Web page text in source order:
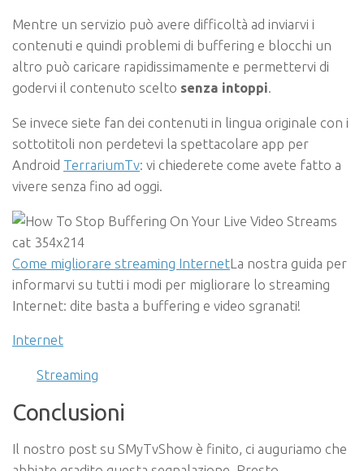
Mentre un servizio può avere difficoltà ad inviarvi i
contenuti e quindi problemi di buffering e blocchi un
altro può caricare rapidissimamente e permettervi di
godervi il contenuto scelto senza intoppi.
Se invece siete fan dei contenuti in lingua originale con i
sottotitoli non perdetevi la spettacolare app per
Android TerrariumTv: vi chiederete come avete fatto a
vivere senza fino ad oggi.
Come migliorare streaming InternetLa nostra guida per
informarvi su tutti i modi per migliorare lo streaming
Internet: dite basta a buffering e video sgranati!
Internet
Streaming
Conclusioni
Il nostro post su SMyTvShow è finito, ci auguriamo che